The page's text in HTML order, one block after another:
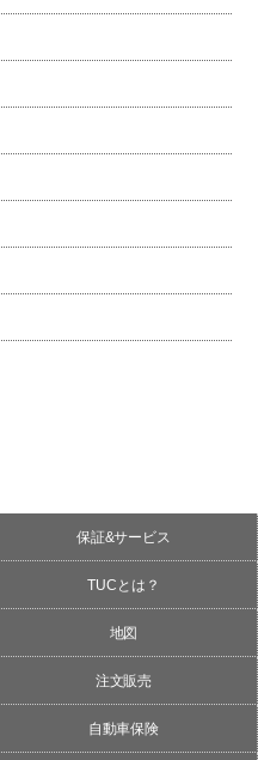
保証&サービス
TUCとは？
地図
注文販売
自動車保険